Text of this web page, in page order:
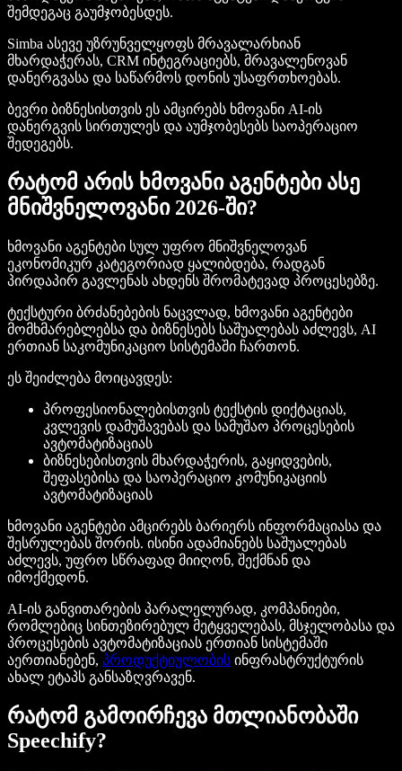
შემდეგაც გაუმჯობესდეს.
Simba ასევე უზრუნველყოფს მრავალარხიან
მხარდაჭერას, CRM ინტეგრაციებს, მრავალენოვან
დანერგვასა და საწარმოს დონის უსაფრთხოებას.
ბევრი ბიზნესისთვის ეს ამცირებს ხმოვანი AI-ის
დანერგვის სირთულეს და აუმჯობესებს საოპერაციო
შედეგებს.
რატომ არის ხმოვანი აგენტები ასე
მნიშვნელოვანი 2026-ში?
ხმოვანი აგენტები სულ უფრო მნიშვნელოვან
ეკონომიკურ კატეგორიად ყალიბდება, რადგან
პირდაპირ გავლენას ახდენს შრომატევად პროცესებზე.
ტექსტური ბრძანებების ნაცვლად, ხმოვანი აგენტები
მომხმარებლებსა და ბიზნესებს საშუალებას აძლევს, AI
ერთიან საკომუნიკაციო სისტემაში ჩართონ.
ეს შეიძლება მოიცავდეს:
პროფესიონალებისთვის ტექსტის დიქტაციას,
კვლევის დამუშავებას და სამუშაო პროცესების
ავტომატიზაციას
ბიზნესებისთვის მხარდაჭერის, გაყიდვების,
შეფასებისა და საოპერაციო კომუნიკაციის
ავტომატიზაციას
ხმოვანი აგენტები ამცირებს ბარიერს ინფორმაციასა და
შესრულებას შორის. ისინი ადამიანებს საშუალებას
აძლევს, უფრო სწრაფად მიიღონ, შექმნან და
იმოქმედონ.
AI-ის განვითარების პარალელურად, კომპანიები,
რომლებიც სინთეზირებულ მეტყველებას, მსჯელობასა და
პროცესების ავტომატიზაციას ერთიან სისტემაში
აერთიანებენ, პროდუქტიულობის ინფრასტრუქტურის
ახალ ეტაპს განსაზღვრავენ.
რატომ გამოირჩევა მთლიანობაში
Speechify?